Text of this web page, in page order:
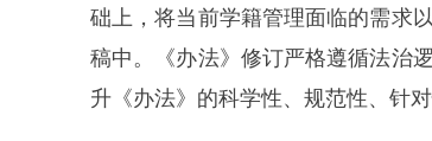
础上，将当前学籍管理面临的需求
稿中。《办法》修订严格遵循法治
升《办法》的科学性、规范性、针对